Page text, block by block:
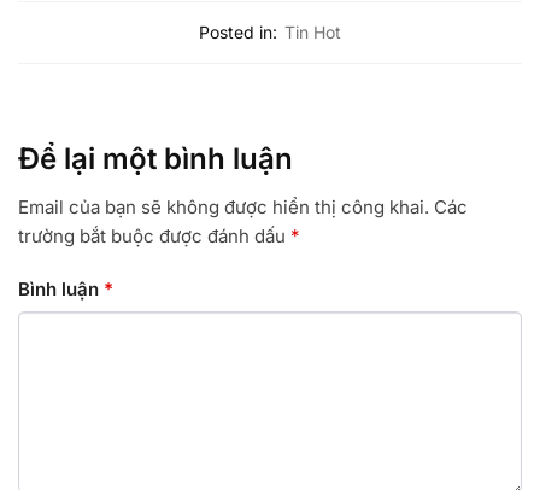
Posted in: Tin Hot
Để lại một bình luận
Email của bạn sẽ không được hiển thị công khai. Các
trường bắt buộc được đánh dấu *
Bình luận *